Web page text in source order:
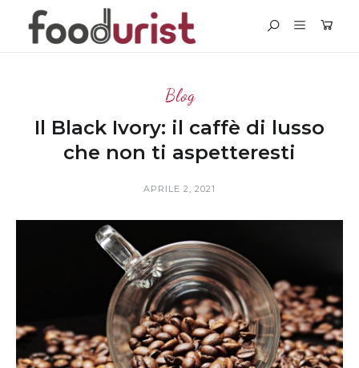
Blog
Il Black Ivory: il caffè di lusso
che non ti aspetteresti
APRILE 2, 2021